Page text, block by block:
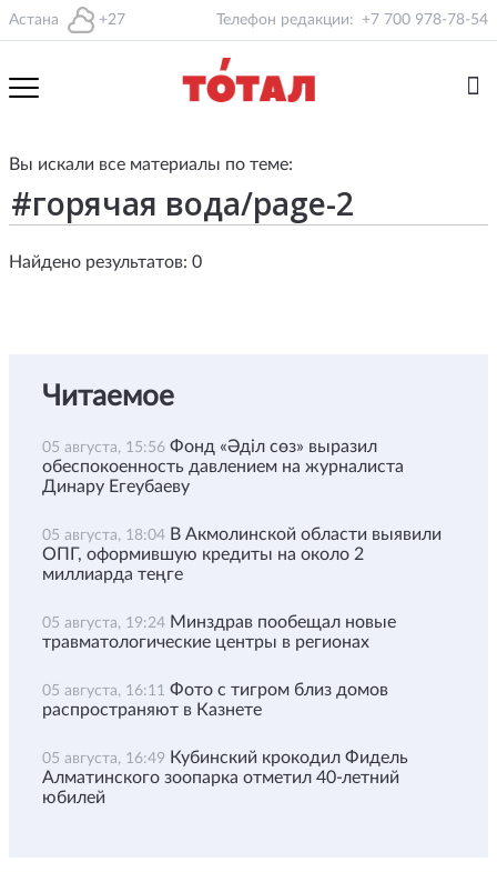
Астана +27 Телефон редакции: +7 700 978-78-54
Вы искали все материалы по теме:
Найдено результатов: 0
Читаемое
05 августа, 15:56 Фонд «Әділ сөз» выразил
обеспокоенность давлением на журналиста
Динару Егеубаеву
05 августа, 18:04 В Акмолинской области выявили
ОПГ, оформившую кредиты на около 2
миллиарда теңге
05 августа, 19:24 Минздрав пообещал новые
травматологические центры в регионах
05 августа, 16:11 Фото с тигром близ домов
распространяют в Казнете
05 августа, 16:49 Кубинский крокодил Фидель
Алматинского зоопарка отметил 40-летний
юбилей